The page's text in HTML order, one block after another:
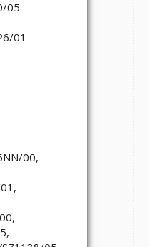
05
01
00,